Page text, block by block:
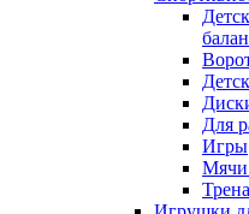
Для
Игры
Мячи